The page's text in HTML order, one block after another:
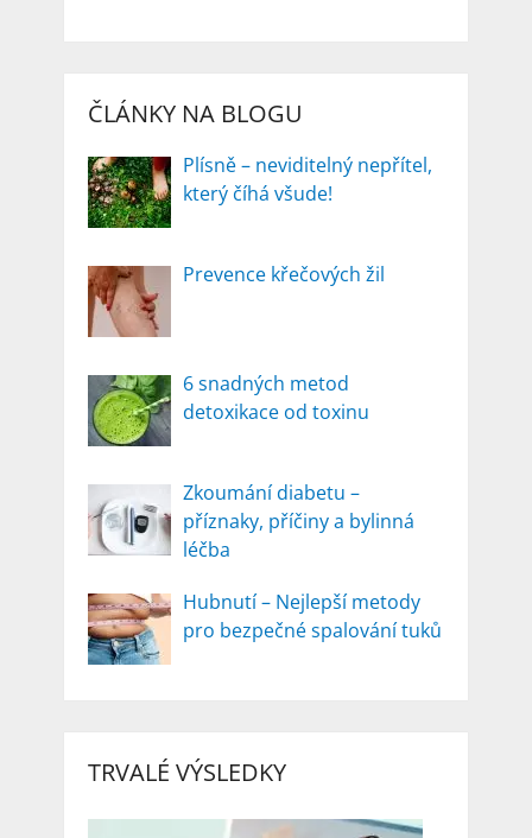
ČLÁNKY NA BLOGU
Plísně – neviditelný nepřítel,
který číhá všude!
Prevence křečových žil
6 snadných metod
detoxikace od toxinu
Zkoumání diabetu –
příznaky, příčiny a bylinná
léčba
Hubnutí – Nejlepší metody
pro bezpečné spalování tuků
TRVALÉ VÝSLEDKY